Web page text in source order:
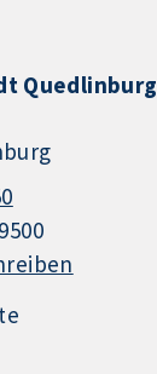
Quedlinburg